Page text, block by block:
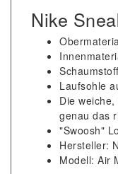
Nike
Laufsohle
Die
genau das
"Swoosh"
Hersteller:
Modell: Air